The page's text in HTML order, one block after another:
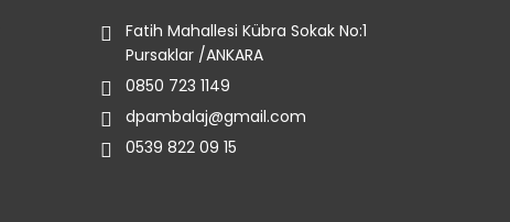
Fatih Mahallesi Kübra Sokak No:1
Pursaklar /ANKARA
0850 723 1149
dpambalaj@gmail.com
0539 822 09 15